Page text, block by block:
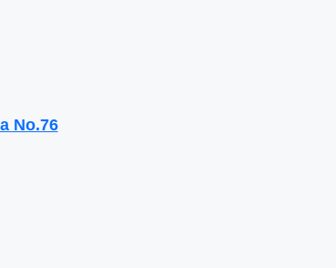
No.76